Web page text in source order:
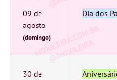
09 de
agosto
(domingo)
Dia dos
30 de